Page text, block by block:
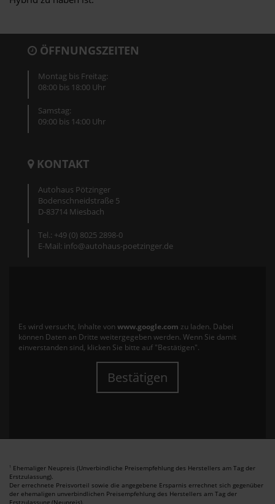
ÖFFNUNGSZEITEN
Montag bis Freitag:
08:00 bis 18:00 Uhr
Samstag:
09:00 bis 14:00 Uhr
KONTAKT
Autohaus Pötzinger
Bodenschneidstraße 5
D-83714 Miesbach
Tel.: +49 (0) 8025 2898-0
E-Mail: info@autohaus-poetzinger.de
Es wird versucht, Inhalte von www.google.com zu laden. Dabei
können Daten an Dritte weitergegeben werden. Wenn Sie damit
einverstanden sind, klicken Sie bitte auf "Bestätigen".
Bestätigen
1 Ehemaliger Neupreis (Unverbindliche Preisempfehlung des Herstellers am Tag der
Erstzulassung).
Der errechnete Preisvorteil sowie die angegebene Ersparnis errechnet sich gegenüber
der ehemaligen unverbindlichen Preisempfehlung des Herstellers am Tag der
Erstzulassung (Neupreis).